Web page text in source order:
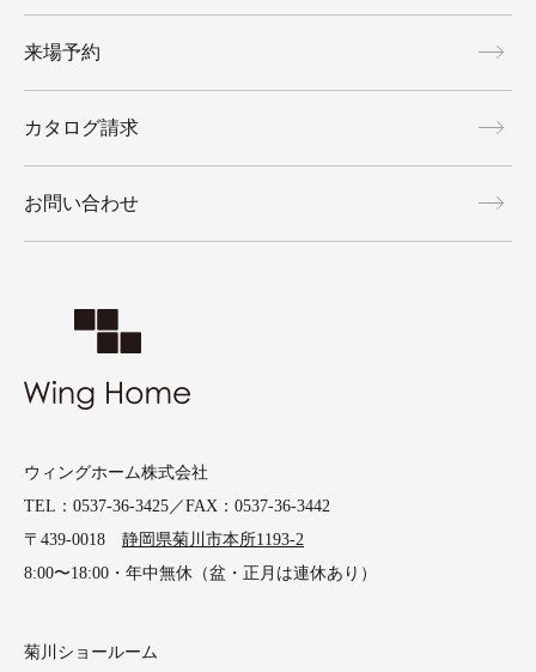
ウィングホーム株式会社
TEL：0537-36-3425／FAX：0537-36-3442
〒439-0018 静岡県菊川市本所1193-2
8:00〜18:00・年中無休（盆・正月は連休あり）
菊川ショールーム
来場予約
カタログ請求
お問い合わせ